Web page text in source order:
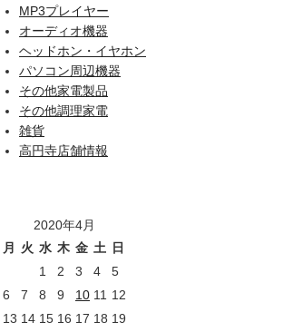
MP3プレイヤー
オーディオ機器
ヘッドホン・イヤホン
パソコン周辺機器
その他家電製品
その他調理家電
雑貨
高円寺店舗情報
2020年4月
月
火 水 木 金 土 日
1
2 3 4
5
6
7 8 9 10 11 12
13 14 15 16 17 18 19